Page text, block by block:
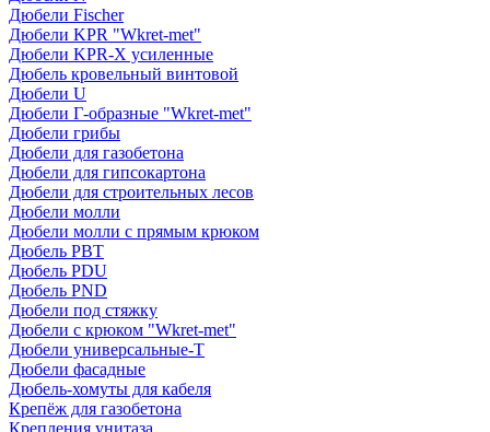
Дюбели Fischer
Дюбели KPR "Wkret-met"
Дюбели KPR-Х усиленные
Дюбель кровельный винтовой
Дюбели U
Дюбели Г-образные "Wkret-met"
Дюбели грибы
Дюбели для газобетона
Дюбели для гипсокартона
Дюбели для строительных лесов
Дюбели молли
Дюбели молли с прямым крюком
Дюбель PBT
Дюбель PDU
Дюбель PND
Дюбели под стяжку
Дюбели с крюком "Wkret-met"
Дюбели универсальные-Т
Дюбели фасадные
Дюбель-хомуты для кабеля
Крепёж для газобетона
Крепления унитаза